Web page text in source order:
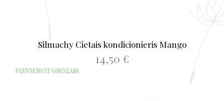
Silmachy Cietais kondicionieris Mango
14,50 €
PIEVIENOT GROZAM